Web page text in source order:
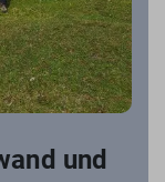
und